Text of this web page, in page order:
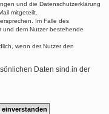
und die Datenschutzerklärung
mitgeteilt.
Im Falle des
und dem Nutzer bestehende
wenn der Nutzer den
Daten sind in der